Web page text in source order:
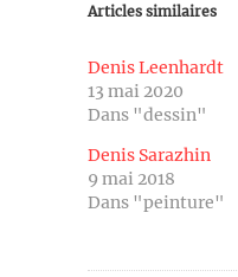
Articles similaires
Denis Leenhardt
13 mai 2020
Dans "dessin"
Denis Sarazhin
9 mai 2018
Dans "peinture"